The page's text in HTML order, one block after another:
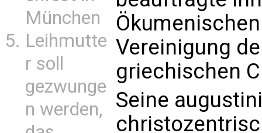
München
Leihmutte
r soll
gezwunge
n werden,
Vereinigung
griechischen
Seine